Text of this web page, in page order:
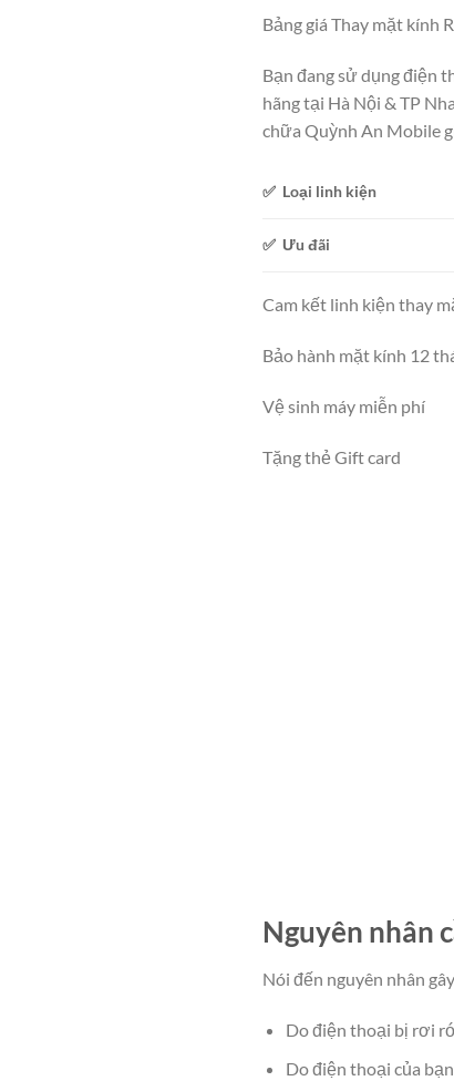
Bảng giá Thay mặt kính
Bạn đang sử dụng điện
hãng tại Hà Nội & TP
chữa Quỳnh An Mobile
✅ Loại linh kiện
✅ Ưu đãi
Cam kết linh kiện thay
Bảo hành mặt kính 12
Vệ sinh máy miễn phí
Tặng thẻ Gift card
Nguyên nhân
Nói đến nguyên nhân
Do điện thoại bị rơi
Do điện thoại của